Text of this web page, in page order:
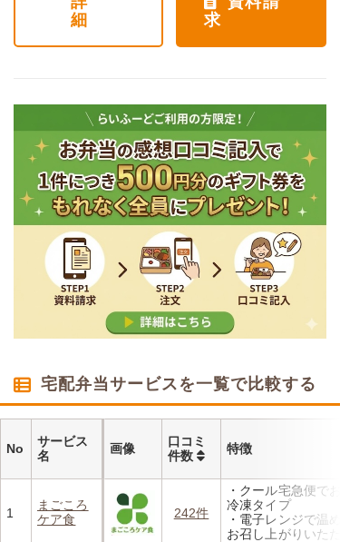
細
求
宅配弁当サービスを一覧で比較する
No
サービス
名
画像
口コミ
件数
特徴
1
まごころ
ケア食
242件
・クール宅急便で
冷凍タイプ
・電子レンジで温
お召し上がりいただ